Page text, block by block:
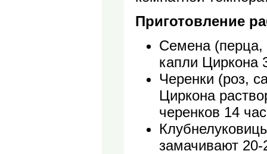
Приготовление
Семена (перца,
капли Циркона
Черенки (роз,
Циркона
черенков 14
замачивают